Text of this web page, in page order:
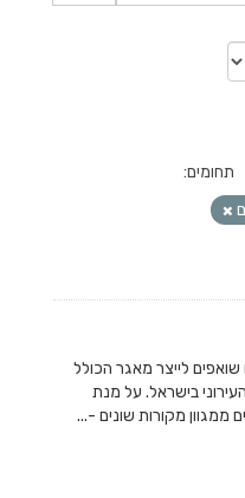
תחומים:
שואפים לייצר מאגר הכולל
בישראל. על מנת
ממגוון מקורות שונים -...